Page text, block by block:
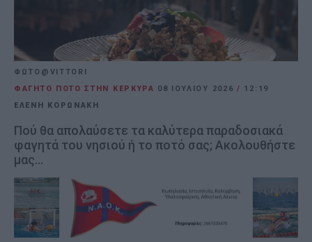
ΦΩΤΟ@VITTORI
ΦΑΓΗΤΟ ΠΟΤΟ ΣΤΗΝ ΚΕΡΚΥΡΑ 08 ΙΟΥΛΊΟΥ 2026/ 12:19
ΕΛΕΝΗ ΚΟΡΩΝΑΚΗ
Πού θα απολαύσετε τα καλύτερα παραδοσιακά
φαγητά του νησιού ή το ποτό σας; Ακολουθήστε
μας...